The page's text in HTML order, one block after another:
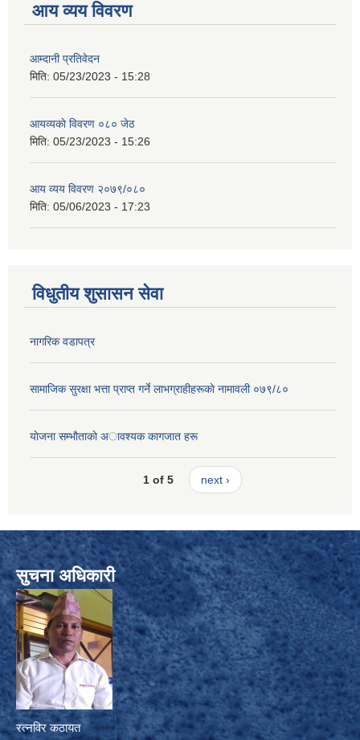
आय व्यय विवरण
आम्दानी प्रतिवेदन
मिति: 05/23/2023 - 15:28
आयव्यकाे विवरण ०८० जेठ
मिति: 05/23/2023 - 15:26
आय व्यय विवरण २०७९/०८०
मिति: 05/06/2023 - 17:23
विधुतीय शुसासन सेवा
नागरिक वडापत्र
सामाजिक सुरक्षा भत्ता प्राप्त गर्ने लाभग्राहीहरूकाे नामावली ०७९/८०
याेजना सम्भाैताकाे अावश्यक कागजात हरू
1 of 5 next ›
सुचना अधिकारी
रत्नविर कठायत